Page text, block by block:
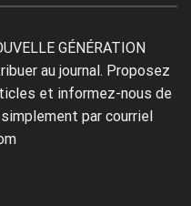
GÉNÉRATION
au journal. Proposez
et informez-nous de
par courriel